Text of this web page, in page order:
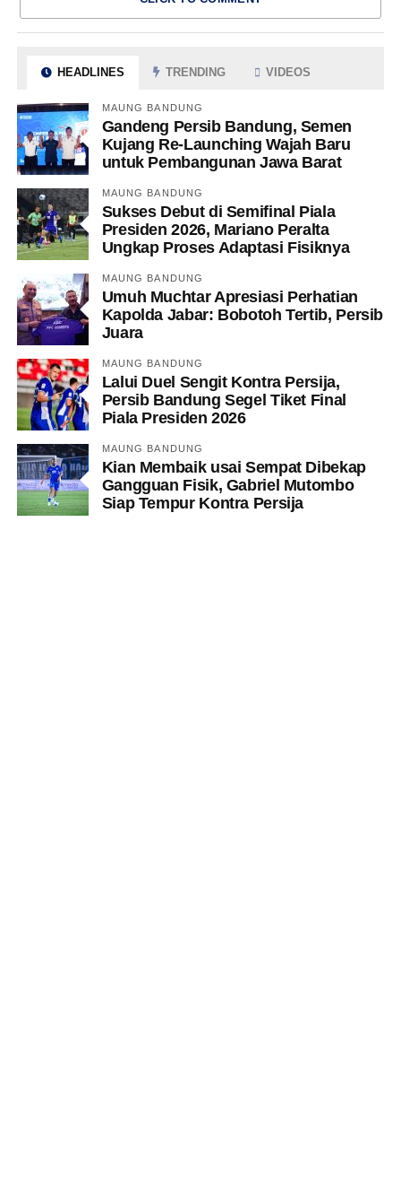
HEADLINES TRENDING VIDEOS
MAUNG BANDUNG
Gandeng Persib Bandung, Semen
Kujang Re-Launching Wajah Baru
untuk Pembangunan Jawa Barat
MAUNG BANDUNG
Sukses Debut di Semifinal Piala
Presiden 2026, Mariano Peralta
Ungkap Proses Adaptasi Fisiknya
MAUNG BANDUNG
Umuh Muchtar Apresiasi Perhatian
Kapolda Jabar: Bobotoh Tertib, Persib
Juara
MAUNG BANDUNG
Lalui Duel Sengit Kontra Persija,
Persib Bandung Segel Tiket Final
Piala Presiden 2026
MAUNG BANDUNG
Kian Membaik usai Sempat Dibekap
Gangguan Fisik, Gabriel Mutombo
Siap Tempur Kontra Persija